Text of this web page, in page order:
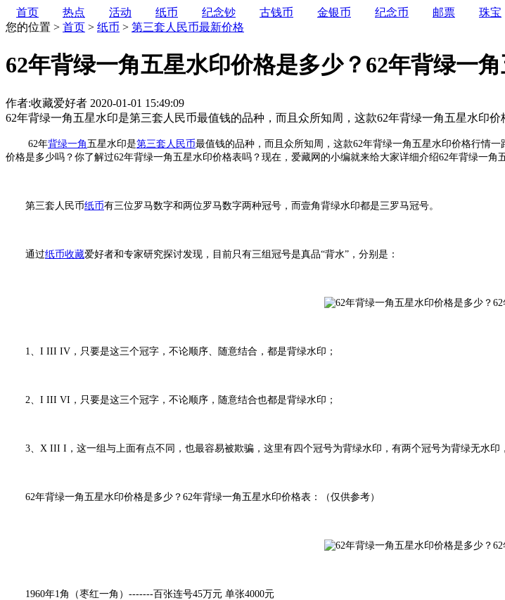
首页 热点 活动 纸币 纪念钞 古钱币 金银币 纪念币 邮票 珠宝
您的位置 > 首页 > 纸币 > 第三套人民币最新价格
62年背绿一角五星水印价格是多少？62年背绿一
作者:收藏爱好者 2020-01-01 15:49:09
62年背绿一角五星水印是第三套人民币最值钱的品种，而且众所知周，这款62年背绿一角五星水印价
62年背绿一角 五星水印是第三套人民币最值钱的品种，而且众所知周， 这款62年背绿一角五星水印价格行情
价格是多少吗？你了解过62年背绿一角五星水印价格表吗？现在，爱藏网的小编就来给大家详细介绍62年背绿一角
第三套人民币纸币有三位罗马数字和两位罗马数字两种冠号，而壹角背绿水印都是三罗马冠号。
通过纸币收藏爱好者和专家研究探讨发现，目前只有三组冠号是真品“背水”，分别是：
1、I III IV，只要是这三个冠字，不论顺序、随意结合，都是背绿水印；
2、I III VI，只要是这三个冠字，不论顺序，随意结合也都是背绿水印；
3、X III I，这一组与上面有点不同，也最容易被欺骗，这里有四个冠号为背绿水印，有两个冠号为背绿无水
62年背绿一角五星水印价格是多少？ 62年背绿一角五星水印价格表 ： （仅供参考）
1960年1角（枣红一角）-------百张连号45万元 单张4000元